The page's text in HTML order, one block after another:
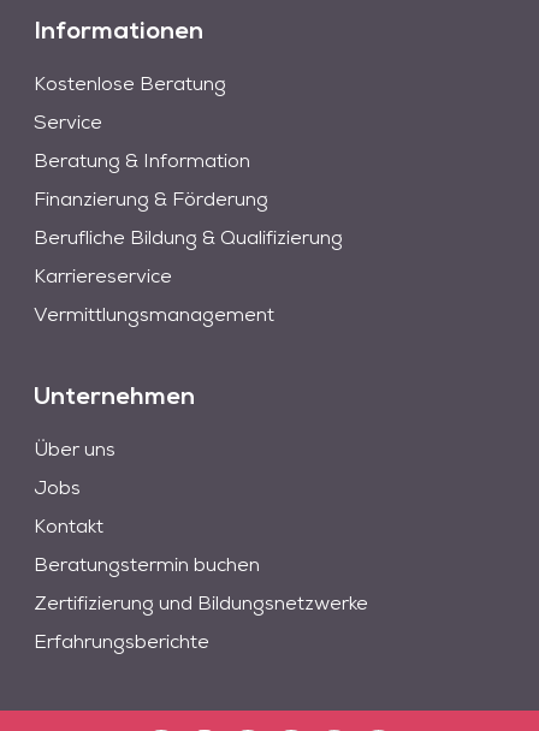
Informationen
Kostenlose Beratung
Service
Beratung & Information
Finanzierung & Förderung
Berufliche Bildung & Qualifizierung
Karriereservice
Vermittlungsmanagement
Unternehmen
Über uns
Jobs
Kontakt
Beratungstermin buchen
Zertifizierung und Bildungsnetzwerke
Erfahrungsberichte